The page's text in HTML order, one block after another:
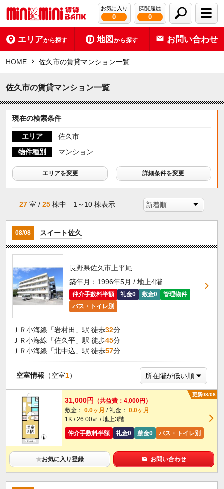
お気に入り
0
閲覧履歴
0
エリアから探す 地図から探す お問い合わせ
HOME 佐久市の賃貸マンション一覧
佐久市の賃貸マンション一覧
現在の検索条件
エリア
佐久市
物件種別
マンション
エリアを変更 詳細条件を変更
27 室 /25 棟中 1～10 棟表示
08/08 スイート佐久
長野県佐久市上平尾
築年月：1996年5月 / 地上4階
仲介手数料半額 礼金0 敷金0
管理物件
バス・トイレ別
ＪＲ小海線「岩村田」駅 徒歩32分
ＪＲ小海線「佐久平」駅 徒歩45分
ＪＲ小海線「北中込」駅 徒歩57分
空室情報 （空室1）
更新08/08
31,000円
（共益費：4,000円）
敷金： 0.0ヶ月 / 礼金： 0.0ヶ月
1K / 26.00㎡ / 地上3階
仲介手数料半額
礼金0 敷金0 バス・トイレ別
★お気に入り登録 お問い合わせ